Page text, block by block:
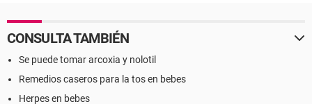
CONSULTA TAMBIÉN
Se puede tomar arcoxia y nolotil
Remedios caseros para la tos en bebes
Herpes en bebes